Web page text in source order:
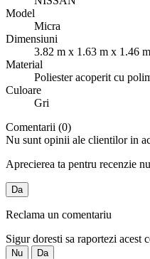
Model
Micra
Dimensiuni
3.82 m x 1.63 m x 1.46 m
Material
Poliester acoperit cu
Culoare
Gri
Comentarii (0)
Nu sunt opinii ale clientilor in
Aprecierea ta pentru recenzie
Da
Reclama un comentariu
Sigur doresti sa raportezi acest
Nu Da